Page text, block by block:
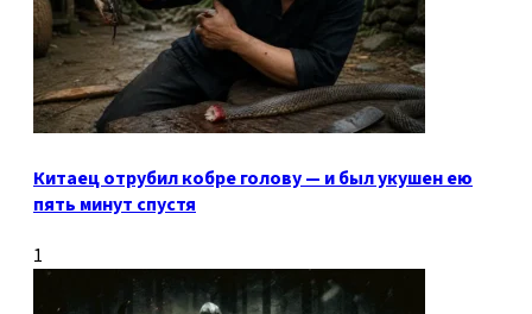
Китаец отрубил кобре голову — и был укушен ею
пять минут спустя
1